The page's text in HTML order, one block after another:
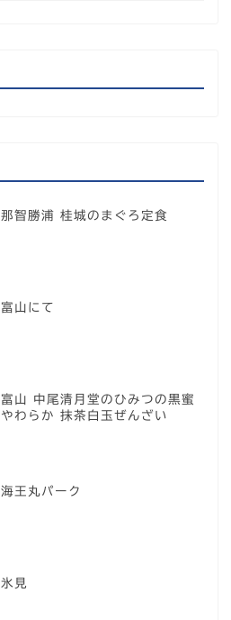
那智勝浦 桂城のまぐろ定食
富山にて
富山 中尾清月堂のひみつの黒蜜
やわらか 抹茶白玉ぜんざい
海王丸パーク
氷見